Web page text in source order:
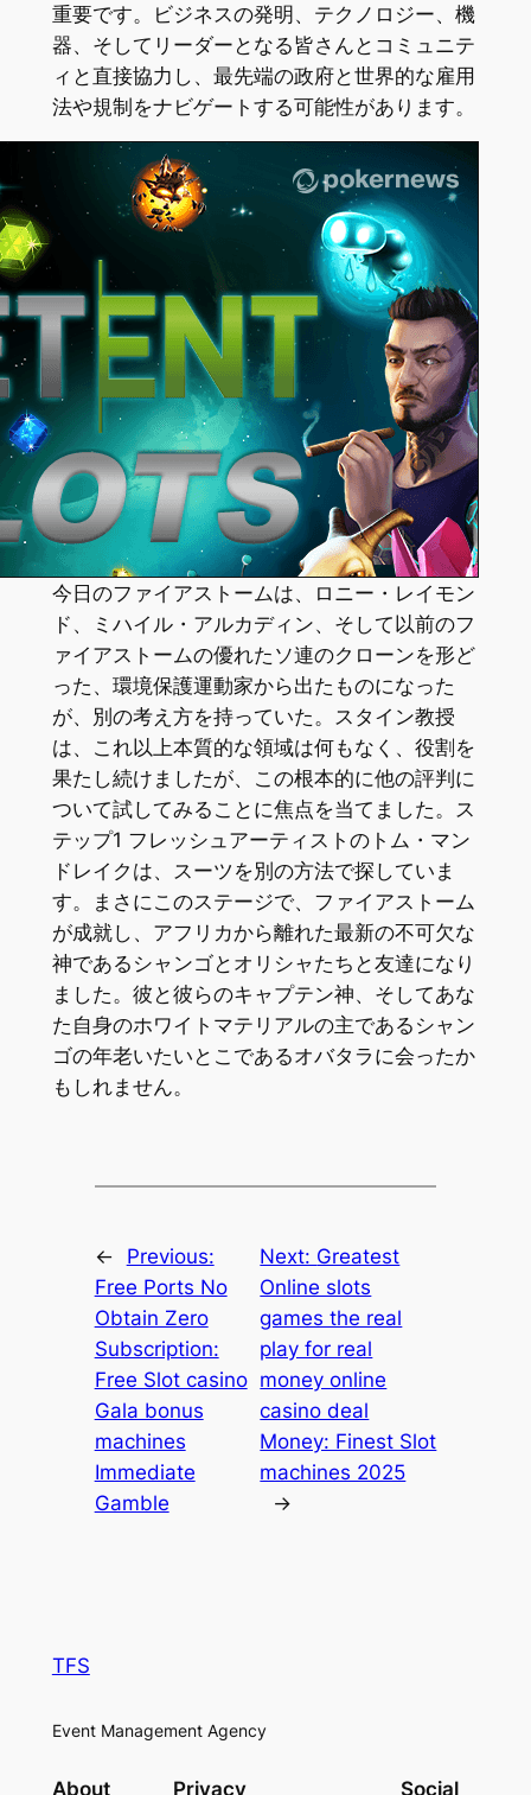
重要です。ビジネスの発明、テクノロジー、機
器、そしてリーダーとなる皆さんとコミュニテ
ィと直接協力し、最先端の政府と世界的な雇用
法や規制をナビゲートする可能性があります。
今日のファイアストームは、ロニー・レイモン
ド、ミハイル・アルカディン、そして以前のフ
ァイアストームの優れたソ連のクローンを形ど
った、環境保護運動家から出たものになった
が、別の考え方を持っていた。スタイン教授
は、これ以上本質的な領域は何もなく、役割を
果たし続けましたが、この根本的に他の評判に
ついて試してみることに焦点を当てました。ス
テップ1 フレッシュアーティストのトム・マン
ドレイクは、スーツを別の方法で探していま
す。まさにこのステージで、ファイアストーム
が成就し、アフリカから離れた最新の不可欠な
神であるシャンゴとオリシャたちと友達になり
ました。彼と彼らのキャプテン神、そしてあな
た自身のホワイトマテリアルの主であるシャン
ゴの年老いたいとこであるオバタラに会ったか
もしれません。
←
Previous:
Free Ports No
Obtain Zero
Subscription:
Free Slot casino
Gala bonus
machines
Immediate
Gamble
Next: Greatest
Online slots
games the real
play for real
money online
casino deal
Money: Finest Slot
machines 2025
→
TFS
Event Management Agency
About Privacy Social